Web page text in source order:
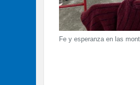
Fe y esperanza en las